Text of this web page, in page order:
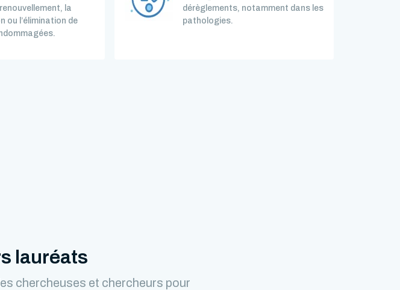
la
ou l’élimination de
dérèglements, notamment dans les
pathologies.
lauréats
chercheuses et chercheurs pour